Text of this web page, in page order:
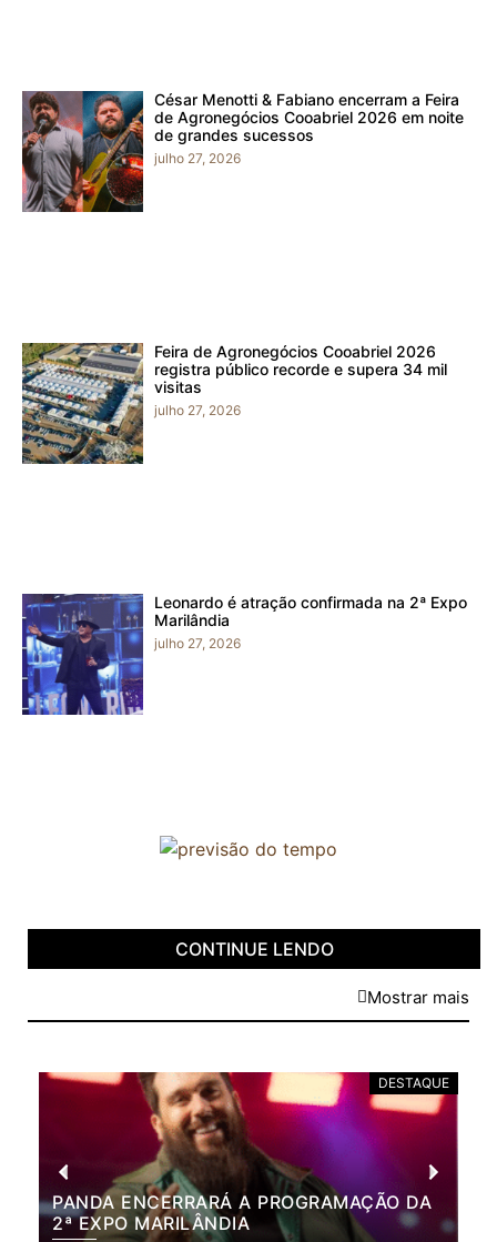
César Menotti & Fabiano encerram a Feira
de Agronegócios Cooabriel 2026 em noite
de grandes sucessos
julho 27, 2026
Feira de Agronegócios Cooabriel 2026
registra público recorde e supera 34 mil
visitas
julho 27, 2026
Leonardo é atração confirmada na 2ª Expo
Marilândia
julho 27, 2026
CONTINUE LENDO
Mostrar mais
DESTAQUE
PANDA ENCERRARÁ A PROGRAMAÇÃO DA
2ª EXPO MARILÂNDIA